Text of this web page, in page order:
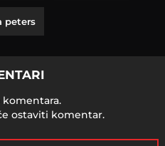
peters
komentara.
ostaviti komentar.